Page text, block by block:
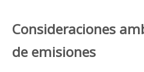
Consideraciones
de emisiones